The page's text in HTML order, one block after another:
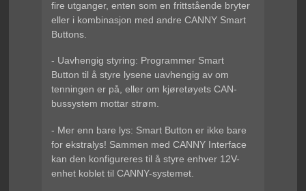
fire utganger, enten som en frittstående bryter
eller i kombinasjon med andre CANNY Smart
Buttons.
- Uavhengig styring: Programmer Smart
Button til å styre lysene uavhengig av om
tenningen er på, eller om kjøretøyets CAN-
bussystem mottar strøm.
- Mer enn bare lys: Smart Button er ikke bare
for ekstralys! Sammen med CANNY Interface
kan den konfigureres til å styre enhver 12V-
enhet koblet til CANNY-systemet.